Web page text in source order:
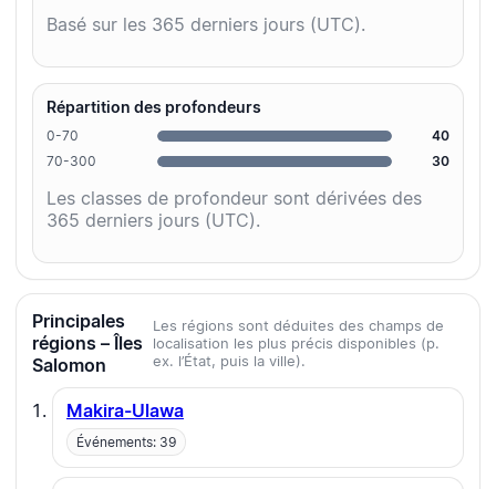
Basé sur les 365 derniers jours (UTC).
Répartition des profondeurs
0-70
40
70-300
30
Les classes de profondeur sont dérivées des
365 derniers jours (UTC).
Principales
régions – Îles
Salomon
Les régions sont déduites des champs de
localisation les plus précis disponibles (p.
ex. l’État, puis la ville).
Makira-Ulawa
Événements: 39